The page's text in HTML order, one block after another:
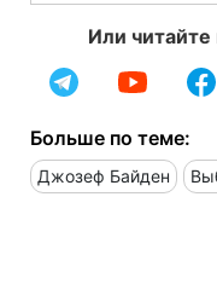
Или читайте
Больше по теме:
Джозеф Байден